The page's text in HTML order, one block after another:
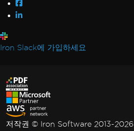
Iron Slack에 가입하세요
저작권 © Iron Software 2013-2026